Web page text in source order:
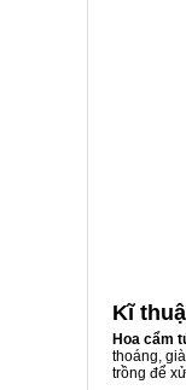
Kĩ
Hoa cẩm
thoáng,
trồng để